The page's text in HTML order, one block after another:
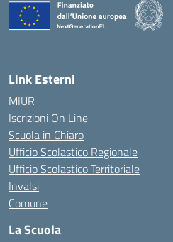
Link Esterni
MIUR
Iscrizioni On Line
Scuola in Chiaro
Ufficio Scolastico Regionale
Ufficio Scolastico Territoriale
Invalsi
Comune
La Scuola